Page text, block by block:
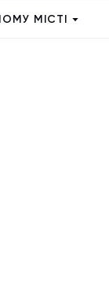
МІСТІ